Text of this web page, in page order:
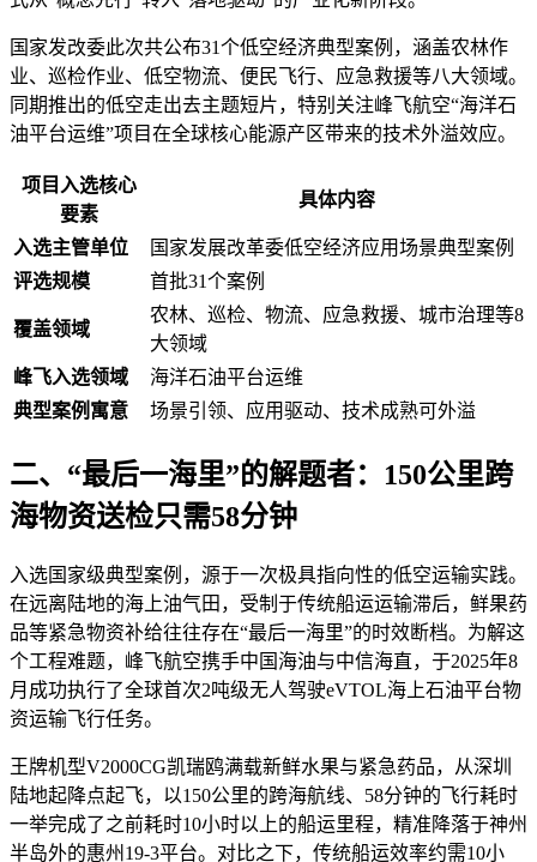
国家发改委此次共公布31个低空经济典型案例，涵盖农林作
业、巡检作业、低空物流、便民飞行、应急救援等八大领域。
同期推出的低空走出去主题短片，特别关注峰飞航空“海洋石
油平台运维”项目在全球核心能源产区带来的技术外溢效应。
项目入选核心
要素
具体内容
入选主管单位
国家发展改革委低空经济应用场景典型案例
评选规模
首批31个案例
覆盖领域
农林、巡检、物流、应急救援、城市治理等8
大领域
峰飞入选领域
海洋石油平台运维
典型案例寓意
场景引领、应用驱动、技术成熟可外溢
二、“最后一海里”的解题者：150公里跨
海物资送检只需58分钟
入选国家级典型案例，源于一次极具指向性的低空运输实践。
在远离陆地的海上油气田，受制于传统船运运输滞后，鲜果药
品等紧急物资补给往往存在“最后一海里”的时效断档。为解这
个工程难题，峰飞航空携手中国海油与中信海直，于2025年8
月成功执行了全球首次2吨级无人驾驶eVTOL海上石油平台物
资运输飞行任务。
王牌机型V2000CG凯瑞鸥满载新鲜水果与紧急药品，从深圳
陆地起降点起飞，以150公里的跨海航线、58分钟的飞行耗时
一举完成了之前耗时10小时以上的船运里程，精准降落于神州
半岛外的惠州19-3平台。对比之下，传统船运效率约需10小